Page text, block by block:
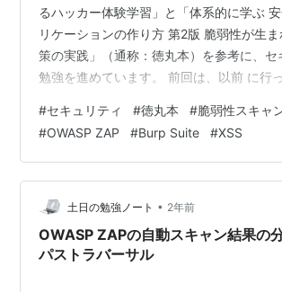
るハッカー体験学習」と「体系的に学ぶ
リケーションの作り方 第2版 脆弱性が生
策の実践」（通称：徳丸本）を参考に、セ
勉強を進めています。 前回は、以前 に行
ル」について、分析と対策までやりました
ロスサイトスクリプティング（XSS）を見
それでは、やっていきます。 ※2024/8/16
直し 当初の記事は、XSS（DOMベース）
たので、全面的に書き直しました。
#セキュリティ #徳丸本 #脆弱性スキャ
#OWASP ZAP #Burp Suite #XSS
土日の勉強ノート • 2年前
OWASP ZAPの自動スキャン結果の
パストラバーサル